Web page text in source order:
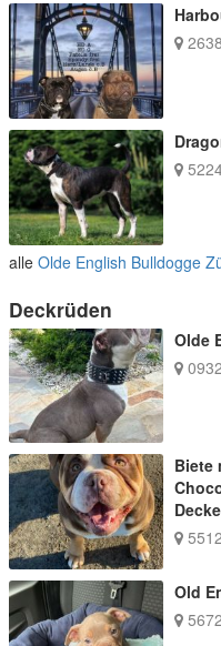
alleOlde English Bulldogge
Deckrüden
Olde
Biete
Old